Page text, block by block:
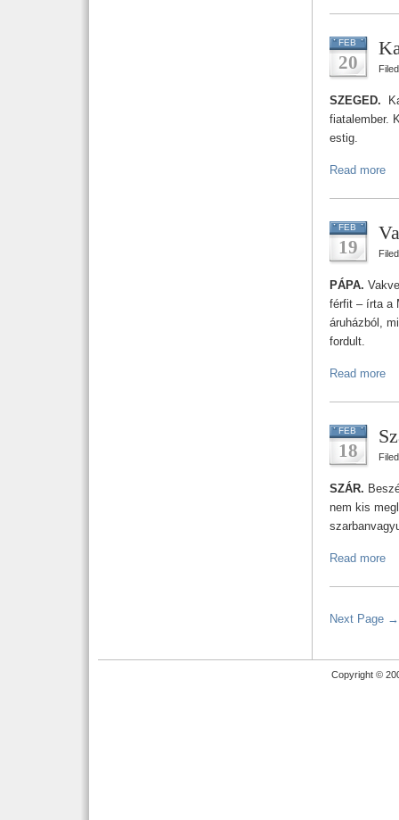
FEB
20
SZEGED.
fiatalember.
estig.
Read more
FEB
19
PÁPA.
férfit – írta a
áruházból,
fordult.
Read more
FEB
18
SZÁR.
nem kis
Read more
Next Page →
Copyright ©